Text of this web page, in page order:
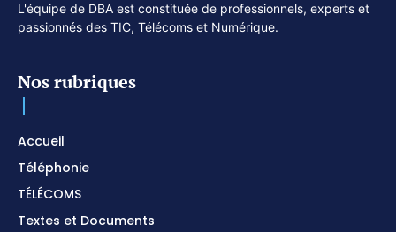
L'équipe de DBA est constituée de professionnels, experts et
passionnés des TIC, Télécoms et Numérique.
Nos rubriques
Accueil
Téléphonie
TÉLÉCOMS
Textes et Documents